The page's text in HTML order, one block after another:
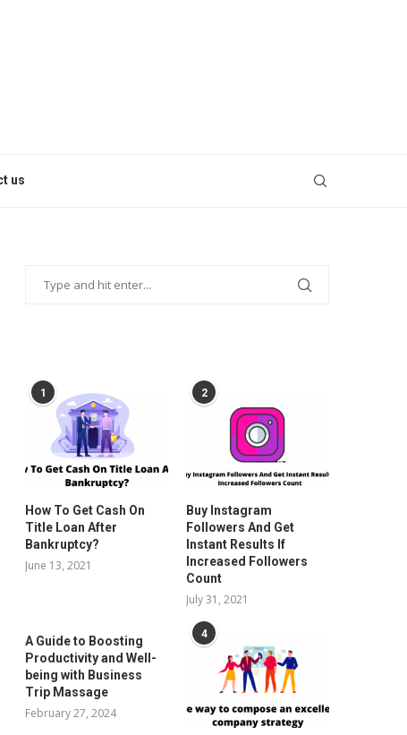
us
1
How To Get Cash On
Title Loan After
Bankruptcy?
June 13, 2021
2
Buy Instagram
Followers And Get
Instant Results If
Increased Followers
Count
July 31, 2021
A Guide to Boosting
Productivity and Well-
being with Business
Trip Massage
February 27, 2024
4